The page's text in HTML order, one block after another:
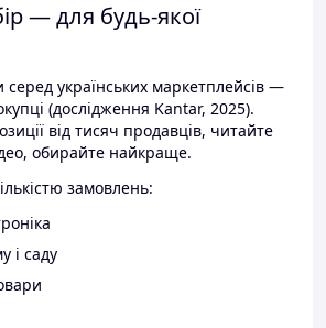
— для будь-якої
серед українських маркетплейсів —
(дослідження Kantar, 2025).
від тисяч продавців, читайте
обирайте найкраще.
замовлень:
і саду